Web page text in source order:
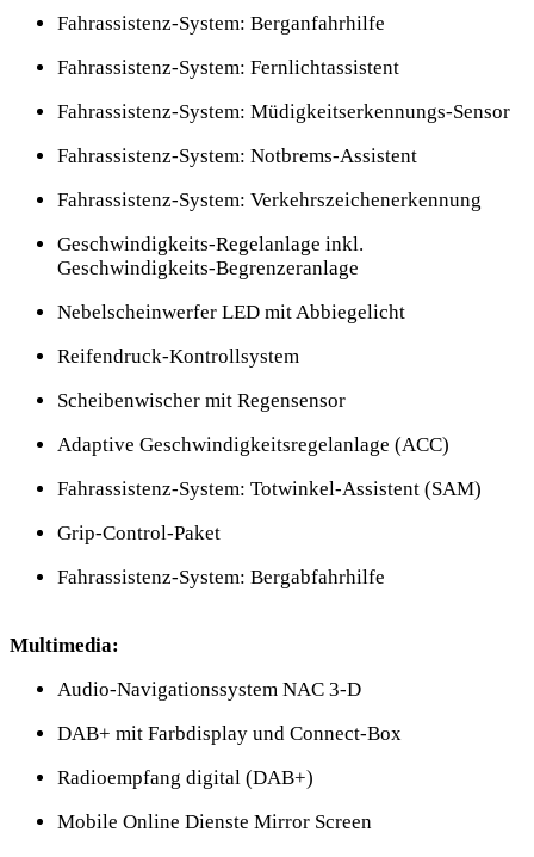
Fahrassistenz-System: Berganfahrhilfe
Fahrassistenz-System: Fernlichtassistent
Fahrassistenz-System: Müdigkeitserkennungs-Sensor
Fahrassistenz-System: Notbrems-Assistent
Fahrassistenz-System: Verkehrszeichenerkennung
Geschwindigkeits-Regelanlage inkl.
Geschwindigkeits-Begrenzeranlage
Nebelscheinwerfer LED mit Abbiegelicht
Reifendruck-Kontrollsystem
Scheibenwischer mit Regensensor
Adaptive Geschwindigkeitsregelanlage (ACC)
Fahrassistenz-System: Totwinkel-Assistent (SAM)
Grip-Control-Paket
Fahrassistenz-System: Bergabfahrhilfe
Multimedia:
Audio-Navigationssystem NAC 3-D
DAB+ mit Farbdisplay und Connect-Box
Radioempfang digital (DAB+)
Mobile Online Dienste Mirror Screen